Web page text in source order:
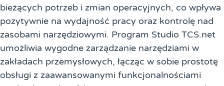
bieżących potrzeb i zmian operacyjnych, co wpływa
pozytywnie na wydajność pracy oraz kontrolę nad
zasobami narzędziowymi. Program Studio TCS.net
umożliwia wygodne zarządzanie narzędziami w
zakładach przemysłowych, łącząc w sobie prostotę
obsługi z zaawansowanymi funkcjonalnościami